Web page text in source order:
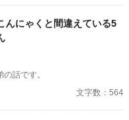
ィのつもりです！！
んにゃくと間違えている5
話です。
文字数：564